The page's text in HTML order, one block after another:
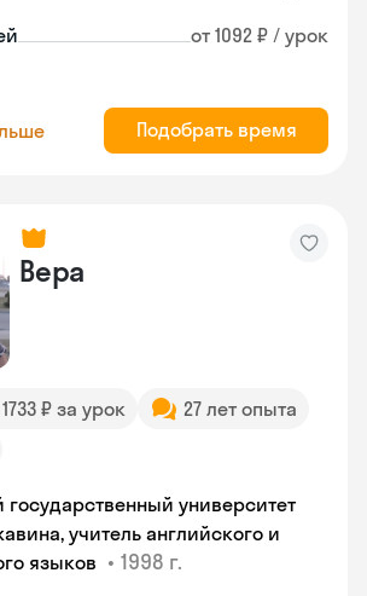
от 1092 ₽ / урок
Подобрать время
Вера
₽ за урок
27 лет опыта
государственный университет
учитель английского и
языков • 1998 г.